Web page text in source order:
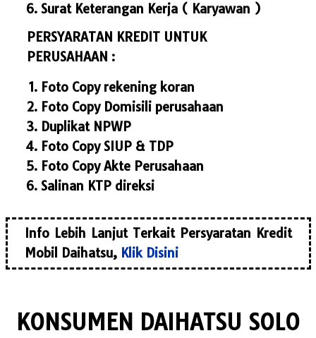
Surat Keterangan Kerja ( Karyawan )
PERSYARATAN KREDIT UNTUK
PERUSAHAAN :
Foto Copy rekening koran
Foto Copy Domisili perusahaan
Duplikat NPWP
Foto Copy SIUP & TDP
Foto Copy Akte Perusahaan
Salinan KTP direksi
Info Lebih Lanjut Terkait Persyaratan Kredit
Mobil Daihatsu, Klik Disini
KONSUMEN DAIHATSU SOLO